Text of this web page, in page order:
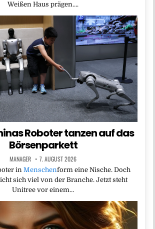
Weißen Haus prägen….
Roboter tanzen auf das
Börsenparkett
MANAGER 7. AUGUST 2026
in Menschenform eine Nische. Doch
sich viel von der Branche. Jetzt steht
Unitree vor einem…